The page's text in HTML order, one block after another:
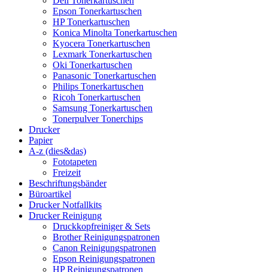
Epson Tonerkartuschen
HP Tonerkartuschen
Konica Minolta Tonerkartuschen
Kyocera Tonerkartuschen
Lexmark Tonerkartuschen
Oki Tonerkartuschen
Panasonic Tonerkartuschen
Philips Tonerkartuschen
Ricoh Tonerkartuschen
Samsung Tonerkartuschen
Tonerpulver Tonerchips
Drucker
Papier
A-z (dies&das)
Fototapeten
Freizeit
Beschriftungsbänder
Büroartikel
Drucker Notfallkits
Drucker Reinigung
Druckkopfreiniger & Sets
Brother Reinigungspatronen
Canon Reinigungspatronen
Epson Reinigungspatronen
HP Reinigungspatronen